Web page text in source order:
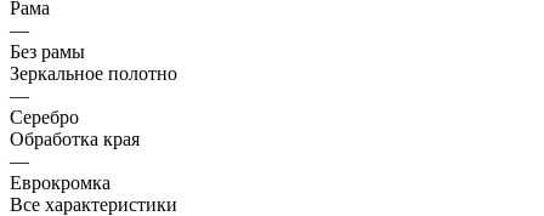
Рама
—
Без рамы
Зеркальное полотно
—
Серебро
Обработка края
—
Еврокромка
Все характеристики